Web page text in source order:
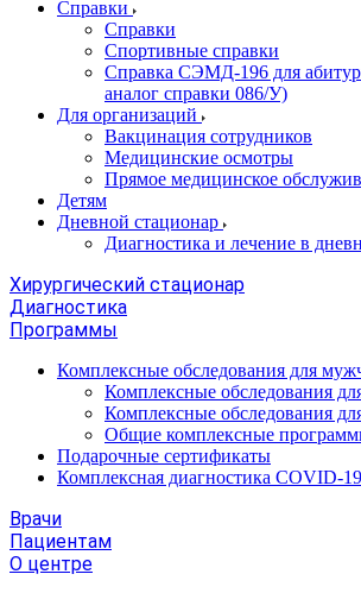
Справки
Справки
Спортивные справки
Справка СЭМД‑196 для
аналог справки 086/У)
Для организаций
Вакцинация сотрудников
Медицинские осмотры
Прямое медицинское
Детям
Дневной стационар
Диагностика и лечение в
Хирургический стационар
Диагностика
Программы
Комплексные обследования для
Комплексные обследования
Комплексные обследования
Общие комплексные
Подарочные сертификаты
Комплексная диагностика COVID-
Врачи
Пациентам
О центре